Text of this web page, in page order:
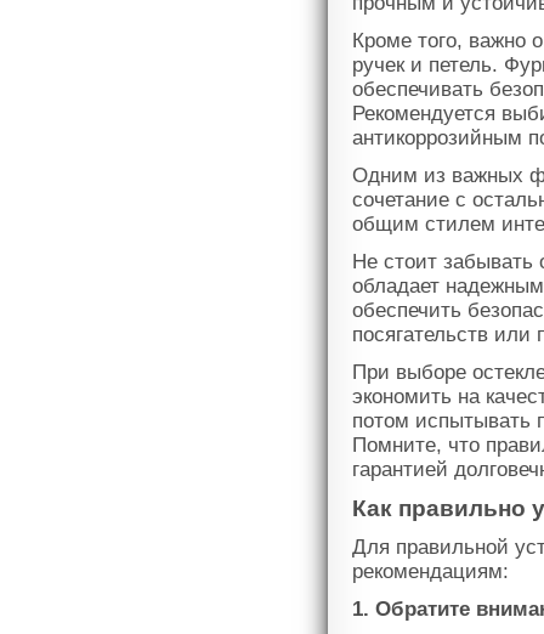
Кроме того, важно
ручек и петель.
обеспечивать
Рекомендуется
антикоррозийным
Одним из важных
сочетание с
общим стилем
Не стоит забывать
обладает
обеспечить
посягательств или
При выборе
экономить на
потом испытывать
Помните, что
гарантией
Как правильно
Для правильной
рекомендациям:
1. Обратите